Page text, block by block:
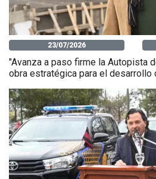
23/07/2026
"Avanza a paso firme la Autopista
obra estratégica para el desarrollo